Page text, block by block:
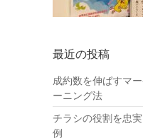
最近の投稿
成約数を伸ばすマ
ーニング法
チラシの役割を忠
例